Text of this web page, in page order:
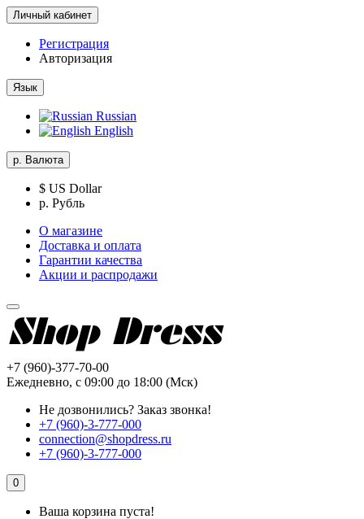
Личный кабинет
Регистрация
Авторизация
Язык
Russian
English
р. Валюта
$ US Dollar
р. Рубль
О магазине
Доставка и оплата
Гарантии качества
Акции и распродажи
+7 (960)-377-70-00
Ежедневно, с 09:00 до 18:00 (Мск)
Не дозвонились? Заказ звонка!
+7 (960)-3-777-000
connection@shopdress.ru
+7 (960)-3-777-000
0
Ваша корзина пуста!